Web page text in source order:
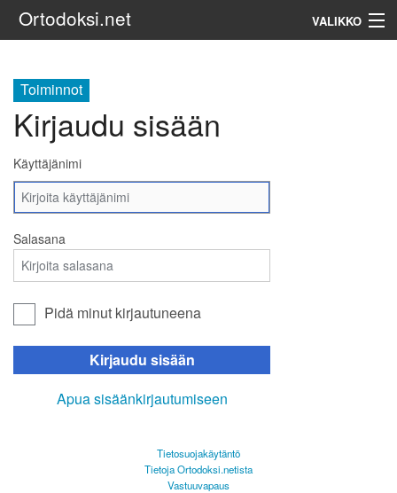
Ortodoksi.net VALIKKO
Toiminnot
Kirjaudu sisään
Käyttäjänimi
Salasana
Pidä minut kirjautuneena
Kirjaudu sisään
Apua sisäänkirjautumiseen
Tietosuojakäytäntö
Tietoja Ortodoksi.netista
Vastuuvapaus